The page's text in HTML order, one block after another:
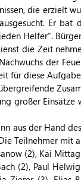
die erzielt
Er
Helfer“.
die Zeit
der
für diese
großer
aus der Hand
Teilnehmer mit
(2), Kai
(2), Paul